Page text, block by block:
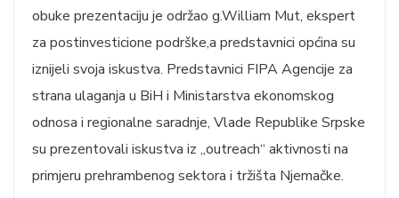
obuke prezentaciju je održao g.William Mut, ekspert
za postinvesticione podrške,a predstavnici općina su
iznijeli svoja iskustva. Predstavnici FIPA Agencije za
strana ulaganja u BiH i Ministarstva ekonomskog
odnosa i regionalne saradnje, Vlade Republike Srpske
su prezentovali iskustva iz „outreach“ aktivnosti na
primjeru prehrambenog sektora i tržišta Njemačke.